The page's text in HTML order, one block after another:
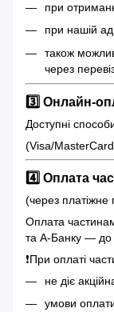
при
при нашій
також
через
3️⃣ Онлайн-
Доступні
(Visa/
4️⃣ Оплата
(через
Оплата
та А-Банку — до
❗️При оплаті
не діє
умови